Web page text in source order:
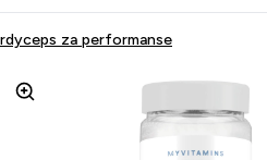
za performanse